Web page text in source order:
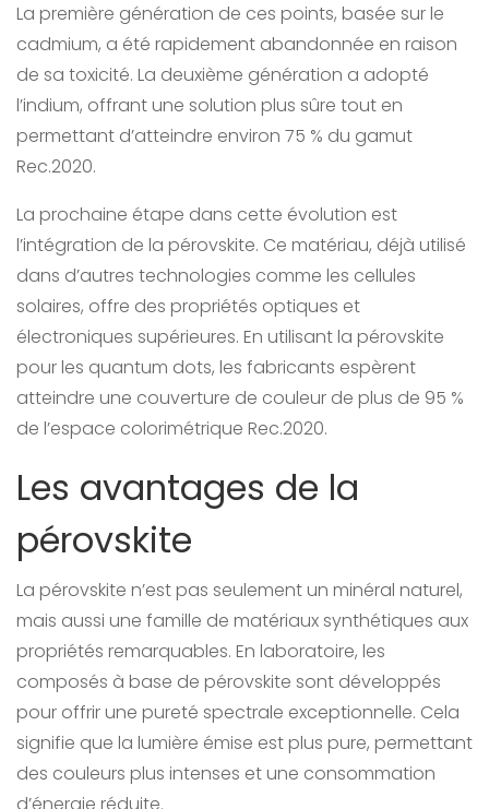
La première génération de ces points, basée sur le
cadmium, a été rapidement abandonnée en raison
de sa toxicité. La deuxième génération a adopté
l’indium, offrant une solution plus sûre tout en
permettant d’atteindre environ 75 % du gamut
Rec.2020.
La prochaine étape dans cette évolution est
l’intégration de la pérovskite. Ce matériau, déjà utilisé
dans d’autres technologies comme les cellules
solaires, offre des propriétés optiques et
électroniques supérieures. En utilisant la pérovskite
pour les quantum dots, les fabricants espèrent
atteindre une couverture de couleur de plus de 95 %
de l’espace colorimétrique Rec.2020.
Les avantages de la
pérovskite
La pérovskite n’est pas seulement un minéral naturel,
mais aussi une famille de matériaux synthétiques aux
propriétés remarquables. En laboratoire, les
composés à base de pérovskite sont développés
pour offrir une pureté spectrale exceptionnelle. Cela
signifie que la lumière émise est plus pure, permettant
des couleurs plus intenses et une consommation